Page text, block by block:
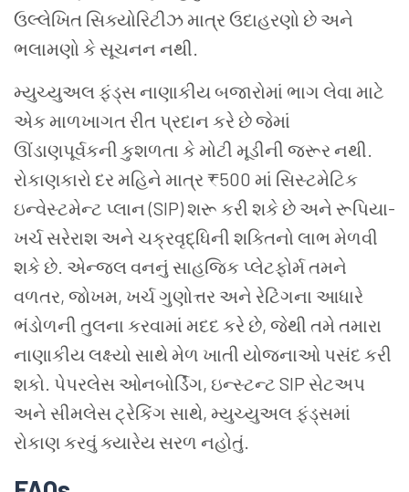
ઉલ્લેખિત સિક્યોરિટીઝ માત્ર ઉદાહરણો છે અને
ભલામણો કે સૂચનન નથી.
મ્યુચ્યુઅલ ફંડ્સ નાણાકીય બજારોમાં ભાગ લેવા માટે
એક માળખાગત રીત પ્રદાન કરે છે જેમાં
ઊંડાણપૂર્વકની કુશળતા કે મોટી મૂડીની જરૂર નથી.
રોકાણકારો દર મહિને માત્ર ₹500 માં સિસ્ટમેટિક
ઇન્વેસ્ટમેન્ટ પ્લાન (SIP) શરૂ કરી શકે છે અને રૂપિયા-
ખર્ચ સરેરાશ અને ચક્રવૃદ્ધિની શક્તિનો લાભ મેળવી
શકે છે. એન્જલ વનનું સાહજિક પ્લેટફોર્મ તમને
વળતર, જોખમ, ખર્ચ ગુણોત્તર અને રેટિંગના આધારે
ભંડોળની તુલના કરવામાં મદદ કરે છે, જેથી તમે તમારા
નાણાકીય લક્ષ્યો સાથે મેળ ખાતી યોજનાઓ પસંદ કરી
શકો. પેપરલેસ ઓનબોર્ડિંગ, ઇન્સ્ટન્ટ SIP સેટઅપ
અને સીમલેસ ટ્રેકિંગ સાથે, મ્યુચ્યુઅલ ફંડ્સમાં
રોકાણ કરવું ક્યારેય સરળ નહોતું.